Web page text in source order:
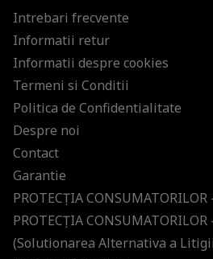
Intrebari frecvente
Informatii retur
Informatii despre cookies
Termeni si Conditii
Politica de Confidentialitate
Despre noi
Contact
Garantie
PROTECŢIA CONSUMATORILOR
PROTECŢIA CONSUMATORILOR
(Solutionarea Alternativa a